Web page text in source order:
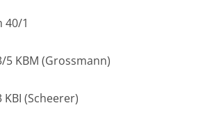
40/1
5 KBM (Grossmann)
(Scheerer)